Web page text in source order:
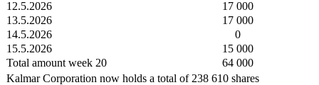
12.5.2026
17 000
13.5.2026
17 000
14.5.2026
0
15.5.2026
15 000
Total amount week 20
64 000
Kalmar Corporation now holds a total of 238 610 shares